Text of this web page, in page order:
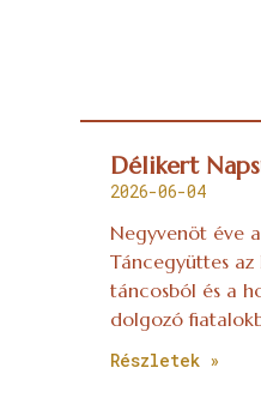
Délikert
2026-06-04
Negyvenöt éve
Táncegyüttes az
táncosból és a
dolgozó
Részletek »